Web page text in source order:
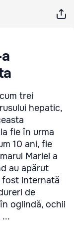
trei
hepatic,
fie în urma
10 ani, fie
Mariei a
au apărut
fost internată
de
oglindă, ochii